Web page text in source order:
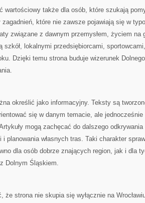
wartościowy także dla osób, które szukają
które nie zawsze pojawiają się w
związane z dawnym przemysłem, życiem na
szkół, lokalnymi przedsiębiorcami,
Dzięki temu strona buduje wizerunek
określić jako informacyjny. Teksty są
się w danym temacie, ale
mogą zachęcać do dalszego
i planowania własnych tras. Taki charakter
dla osób dobrze znających region, jak i dla
Dolnym Śląskiem.
że strona nie skupia się wyłącznie na